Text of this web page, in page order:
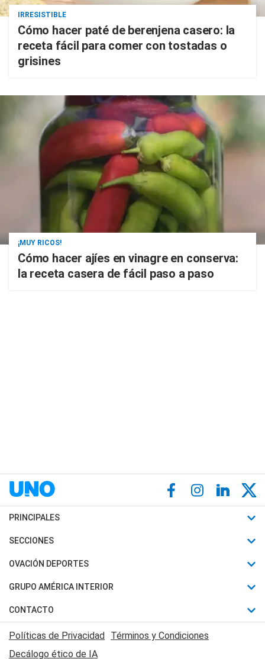
IRRESISTIBLE
Cómo hacer paté de berenjena casero: la
receta fácil para comer con tostadas o
grisines
¡MUY RICOS!
Cómo hacer ajíes en vinagre en conserva:
la receta casera de fácil paso a paso
PRINCIPALES
Últimas Noticias
Política
Judiciales
Economia
SECCIONES
Horóscopo
Motores
Trucos caseros
Series y Películas
OVACIÓN DEPORTES
Fútbol
Mundial
Automovilismo
Rugby
GRUPO AMÉRICA INTERIOR
Canal 7 en Vivo
CONTACTO
Acerca de Nosotros
Contactanos
Políticas de Privacidad Términos y Condiciones
Decálogo ético de IA